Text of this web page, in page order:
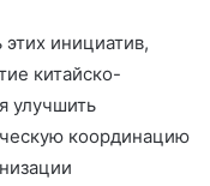
инициатив,
китайско-
улучшить
координацию